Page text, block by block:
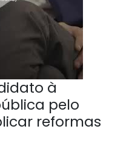
à
pelo
reformas